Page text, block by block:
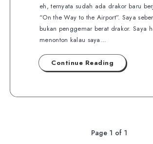
eh, ternyata sudah ada drakor baru
“On the Way to the Airport”. Saya
bukan penggemar berat drakor. Saya
menonton kalau saya…
Continue Reading
Page 1 of 1